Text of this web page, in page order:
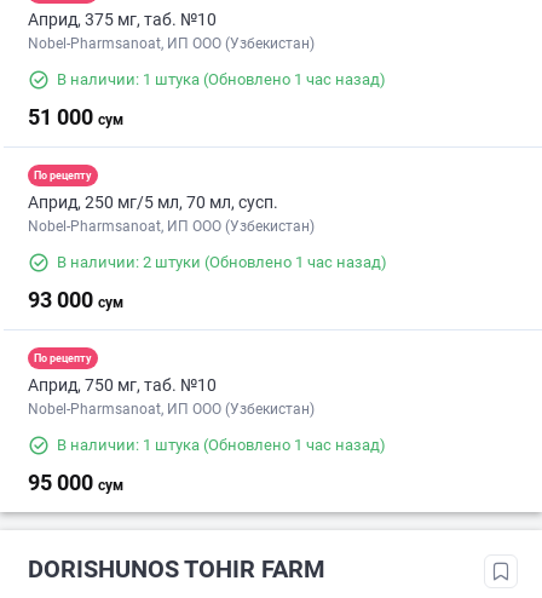
Априд, 375 мг, таб. №10
Nobel-Pharmsanoat, ИП ООО (Узбекистан)
В наличии: 1 штука (Обновлено 1 час назад)
51 000 сум
По рецепту
Априд, 250 мг/5 мл, 70 мл, сусп.
Nobel-Pharmsanoat, ИП ООО (Узбекистан)
В наличии: 2 штуки (Обновлено 1 час назад)
93 000 сум
По рецепту
Априд, 750 мг, таб. №10
Nobel-Pharmsanoat, ИП ООО (Узбекистан)
В наличии: 1 штука (Обновлено 1 час назад)
95 000 сум
DORISHUNOS TOHIR FARM